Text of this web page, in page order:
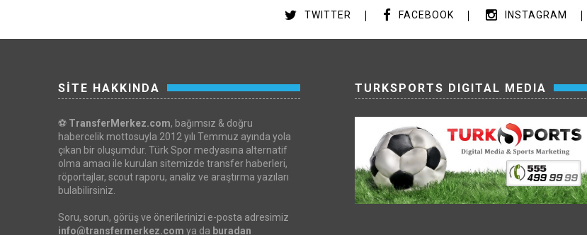
TWITTER FACEBOOK INSTAGRAM
SİTE HAKKINDA
⚽ TransferMerkez.com, bağımsız & doğru
habercelik mottosuyla 2012 yılı Temmuz ayında yola
çıkan bir oluşumdur. Türk Spor medyasına alternatif
olma amacı ile kurulan sitemizde transfer haberleri,
röportajlar, scout raporu, analiz ve araştırma yazıları
bulabilirsiniz.
Soru, sorun, görüş ve önerilerinizi e-posta adresimiz
info@transfermerkez.com ya da buradan
TURKSPORTS DIGITAL MEDIA